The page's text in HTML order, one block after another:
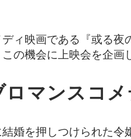
ィ映画である『或る
の機会に上映会を企画
ロマンスコ
婚を押しつけられた